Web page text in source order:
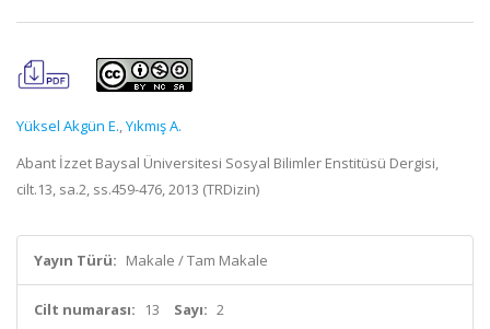
Yüksel Akgün E.,Yıkmış A.
Abant İzzet Baysal Üniversitesi Sosyal Bilimler Enstitüsü Dergisi,
cilt.13, sa.2, ss.459-476, 2013 (TRDizin)
Yayın Türü: Makale / Tam Makale
Cilt numarası: 13 Sayı: 2